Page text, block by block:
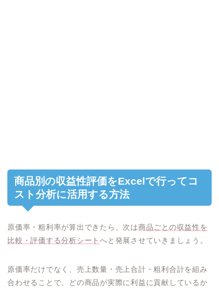
商品別の収益性評価をExcelで行ってコ
スト分析に活用する方法
原価率・粗利率が算出できたら、次は商品ごとの収益性を
比較・評価する分析シートへと発展させていきましょう。
原価率だけでなく、売上数量・売上合計・粗利合計を組み
合わせることで、どの商品が実際に利益に貢献しているか